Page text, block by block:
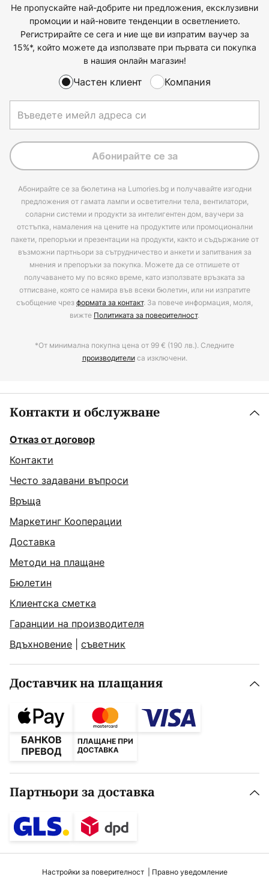
Не пропускайте най-добрите ни предложения, ексклузивни
промоции и най-новите тенденции в осветлението.
Регистрирайте се сега и ние ще ви изпратим ваучер за
15%*, който можете да използвате при първата си покупка
в нашия онлайн магазин!
Частен клиент Компания
Абонирайте се за
Абонирайте се за бюлетина на Lumories.bg и получавайте изгодни
предложения от гамата лампи и осветителни тела, вентилатори,
соларни системи и продукти за интелигентен дом, ваучери за
отстъпка, намаления на цените на продуктите или промоционални
пакети, препоръки и презентации на продукти, както и съдържание от
възможни партньори за сътрудничество и анкети и запитвания за
мнения и препоръки за покупка. Можете да се отпишете от
получаването му по всяко време, като използвате връзката за
отписване, която се намира във всеки бюлетин, или ни изпратите
съобщение чрезформата за контакт. За повече информация, моля,
вижте Политиката за поверителност.
*От минимална покупна цена от 99 € (190 лв.). Следните
производителиса изключени.
Контакти и обслужване
Отказ от договор
Контакти
Често задавани въпроси
Връща
Маркетинг Кооперации
Доставка
Методи на плащане
Бюлетин
Клиентска сметка
Гаранции на производителя
Вдъхновение
съветник
Доставчик на плащания
Партньори за доставка
Настройки за поверителност Правно уведомление